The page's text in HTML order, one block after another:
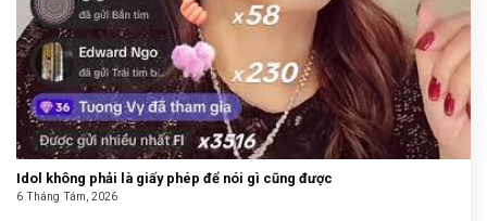
Idol không phải là giấy phép để nói gì cũng được
6 Tháng Tám, 2026